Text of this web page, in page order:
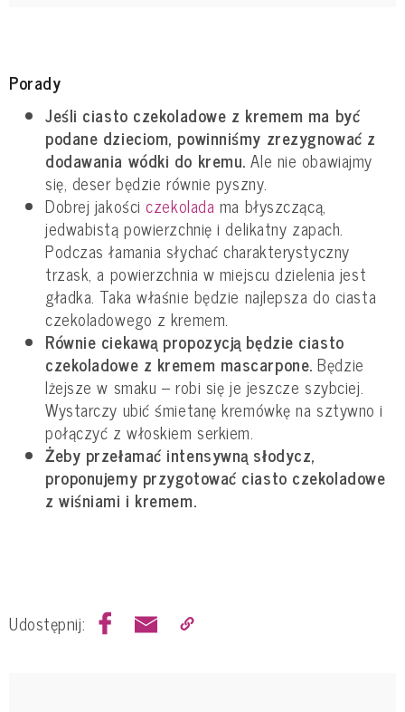
Porady
Jeśli ciasto czekoladowe z kremem ma być
podane dzieciom, powinniśmy zrezygnować z
dodawania wódki do kremu. Ale nie obawiajmy
się, deser będzie równie pyszny.
Dobrej jakościczekolada ma błyszczącą,
jedwabistą powierzchnię i delikatny zapach.
Podczas łamania słychać charakterystyczny
trzask, a powierzchnia w miejscu dzielenia jest
gładka. Taka właśnie będzie najlepsza do ciasta
czekoladowego z kremem.
Równie ciekawą propozycją będzie ciasto
czekoladowe z kremem mascarpone. Będzie
lżejsze w smaku – robi się je jeszcze szybciej.
Wystarczy ubić śmietanę kremówkę na sztywno i
połączyć z włoskiem serkiem.
Żeby przełamać intensywną słodycz,
proponujemy przygotować ciasto czekoladowe
z wiśniami i kremem.
Udostępnij: